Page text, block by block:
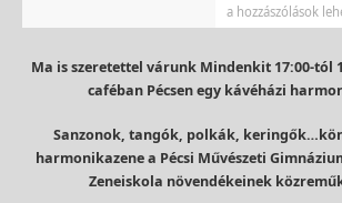
a hozzászólások
Ma is szeretettel várunk Mindenkit 17:00-tól
caféban Pécsen egy kávéházi
Sanzonok, tangók, polkák,
harmonikazene a Pécsi Művészeti
Zeneiskola növendékeinek